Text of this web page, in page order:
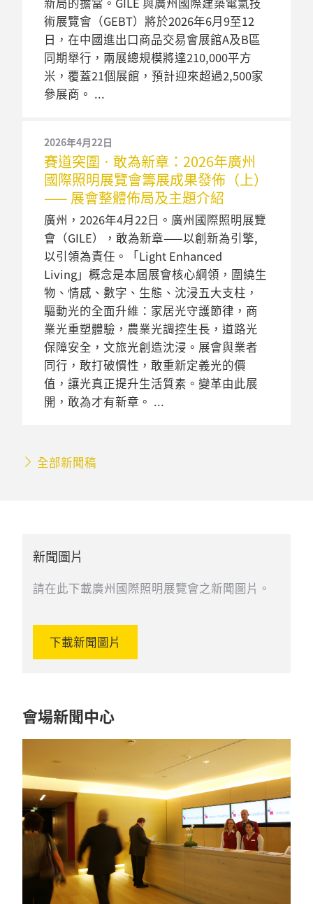
術展覽會（GEBT）將於2026年6月9至12
日，在中國進出口商品交易會展館A及B區
同期舉行，兩展總規模將達210,000平方
米，覆蓋21個展館，預計迎來超過2,500家
參展商。
2026年4月22日
賽道突圍 · 敢為新章：2026年廣州
國際照明展覽會籌展成果發佈（上）
—— 展會整體佈局及主題介紹
廣州，2026年4月22日。廣州國際照明展覽
會（GILE），敢為新章——以創新為引擎,
以引領為責任。「Light Enhanced
Living」概念是本屆展會核心綱領，圍繞生
物、情感、數字、生態、沈浸五大支柱，
驅動光的全面升維：家居光守護節律，商
業光重塑體驗，農業光調控生長，道路光
保障安全，文旅光創造沈浸。展會與業者
同行，敢打破慣性，敢重新定義光的價
值，讓光真正提升生活質素。變革由此展
開，敢為才有新章。
全部新聞稿
新聞圖片
請在此下載廣州國際照明展覽會之新聞圖片。
下載新聞圖片
會場新聞中心